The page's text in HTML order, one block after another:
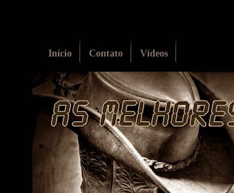
Início Contato Vídeos